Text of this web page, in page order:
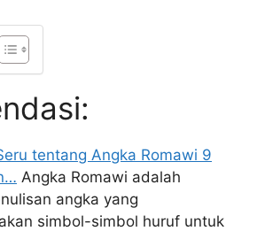
tentang Angka Romawi 9
Angka Romawi adalah
angka yang
simbol-simbol huruf untuk